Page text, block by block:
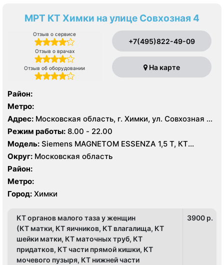
МРТ КТ Химки на улице Совхозная 4
Отзыв о сервисе
Отзыв о врачах
Отзыв об оборудовании
+7(495)822-49-09
На карте
Район:
Метро:
Адрес: Московская область, г. Химки, ул. Совхозная 4,
стр 1
Режим работы: 8.00 - 22.00
Модель: Siemens MAGNETOM ESSENZA 1,5 Т, КТ
Siemens Healthineers 64 среза, УЗИ
Округ: Московская область
Район:
Метро:
Город: Химки
КТ органов малого таза у женщин
(КТ матки, КТ яичников, КТ влагалища, КТ
шейки матки, КТ маточных труб, КТ
придатков, КТ части прямой кишки, КТ
мочевого пузыря, КТ нижней части
3900 p.